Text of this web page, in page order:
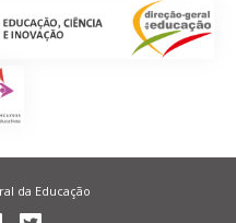
da Educação